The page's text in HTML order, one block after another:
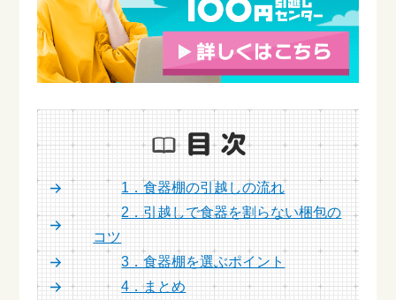
1．食器棚の引越しの流れ
2．引越しで食器を割らない梱包の
コツ
3．食器棚を選ぶポイント
4．まとめ